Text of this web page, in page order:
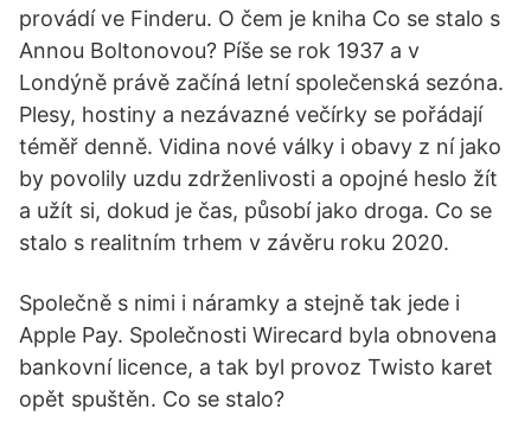
provádí ve Finderu. O čem je kniha Co se stalo s
Annou Boltonovou? Píše se rok 1937 a v
Londýně právě začíná letní společenská sezóna.
Plesy, hostiny a nezávazné večírky se pořádají
téměř denně. Vidina nové války i obavy z ní jako
by povolily uzdu zdrženlivosti a opojné heslo žít
a užít si, dokud je čas, působí jako droga. Co se
stalo s realitním trhem v závěru roku 2020.
Společně s nimi i náramky a stejně tak jede i
Apple Pay. Společnosti Wirecard byla obnovena
bankovní licence, a tak byl provoz Twisto karet
opět spuštěn. Co se stalo?